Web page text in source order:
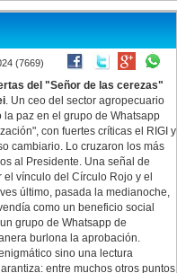
clave, como el Ministerio de
Posadas, y hay áreas que corren
hubo represión a quienes
(7669)
del "Señor de las cerezas"
. Un ceo del sector agropecuario
la paz en el grupo de Whatsapp
con fuertes críticas el RIGI y
cambiario. Lo cruzaron los más
al Presidente. Una señal de
vínculo del Círculo Rojo y el
último, pasada la medianoche,
como un beneficio social
grupo de Whatsapp de
burlona la aprobación.
sino una lectura
entre muchos otros puntos